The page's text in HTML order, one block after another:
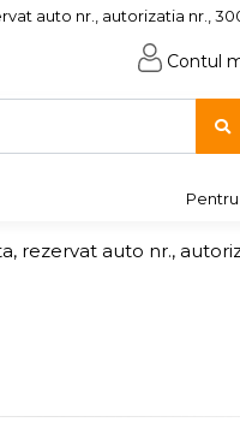
auto nr., autorizatia nr.,
Contul
Pentru
rezervat auto nr.,